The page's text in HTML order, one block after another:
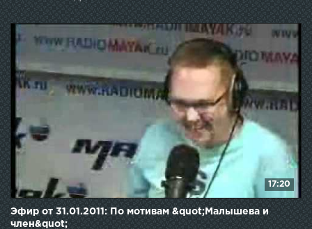
17:20
Эфир от 31.01.2011: По мотивам &quot;Малышева и
член&quot;